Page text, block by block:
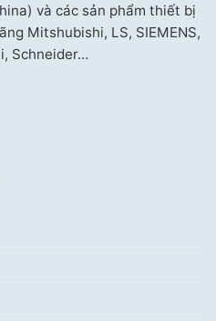
và các sản phẩm thiết bị
Mitshubishi, LS, SIEMENS,
Schneider…